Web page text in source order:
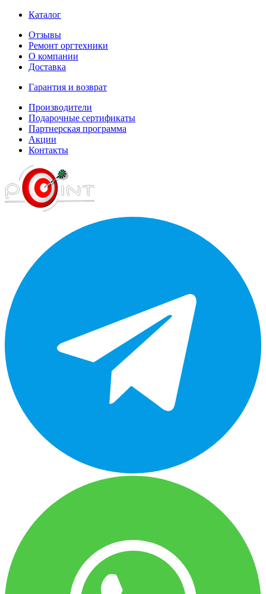
Каталог
Отзывы
Ремонт оргтехники
О компании
Доставка
Гарантия и возврат
Производители
Подарочные сертификаты
Партнерская программа
Акции
Контакты